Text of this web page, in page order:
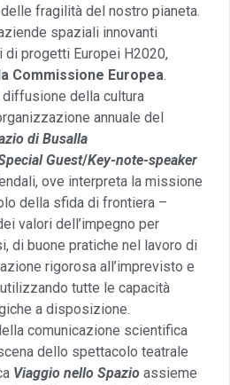
fragilità del nostro pianeta.
spaziali innovanti
di progetti Europei H2020,
Commissione Europea.
della cultura
annuale del
di Busalla
Guest/Key-note-speaker
ove interpreta la missione
della sfida di frontiera –
valori dell’impegno per
di buone pratiche nel lavoro di
rigorosa all’imprevisto e
tutte le capacità
a disposizione.
comunicazione scientifica
dello spettacolo teatrale
Viaggio nello Spazio assieme